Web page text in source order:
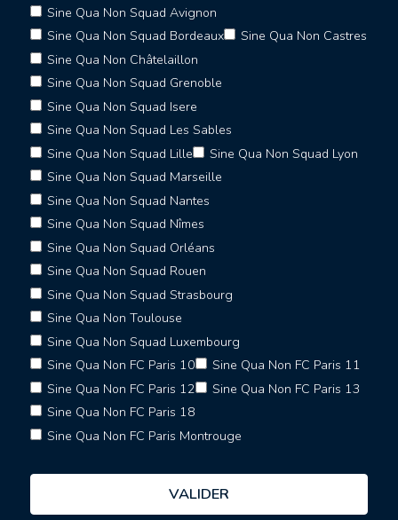
Sine Qua Non Squad Avignon
Sine Qua Non Squad Bordeaux
Sine Qua Non Castres
Sine Qua Non Châtelaillon
Sine Qua Non Squad Grenoble
Sine Qua Non Squad Isere
Sine Qua Non Squad Les Sables
Sine Qua Non Squad Lille
Sine Qua Non Squad Lyon
Sine Qua Non Squad Marseille
Sine Qua Non Squad Nantes
Sine Qua Non Squad Nîmes
Sine Qua Non Squad Orléans
Sine Qua Non Squad Rouen
Sine Qua Non Squad Strasbourg
Sine Qua Non Toulouse
Sine Qua Non Squad Luxembourg
Sine Qua Non FC Paris 10
Sine Qua Non FC Paris 11
Sine Qua Non FC Paris 12
Sine Qua Non FC Paris 13
Sine Qua Non FC Paris 18
Sine Qua Non FC Paris Montrouge